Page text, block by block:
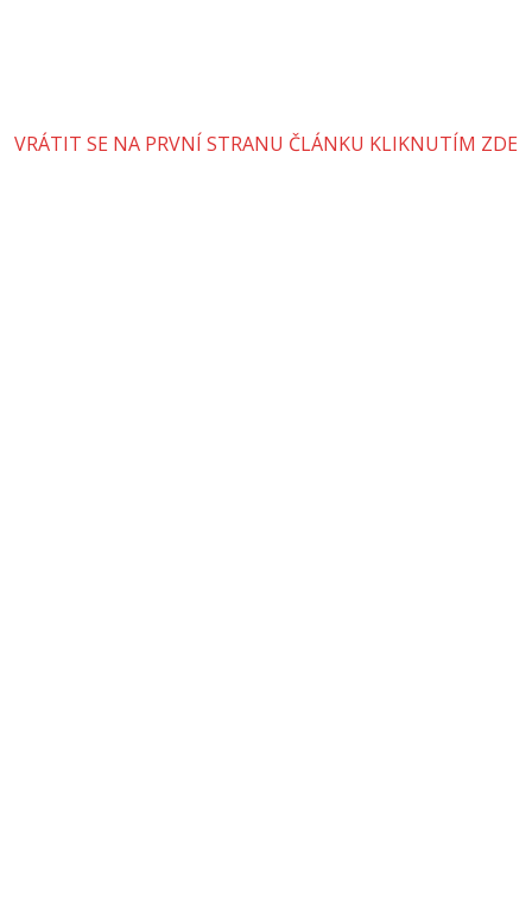
VRÁTIT SE NA PRVNÍ STRANU ČLÁNKU KLIKNUTÍM ZDE